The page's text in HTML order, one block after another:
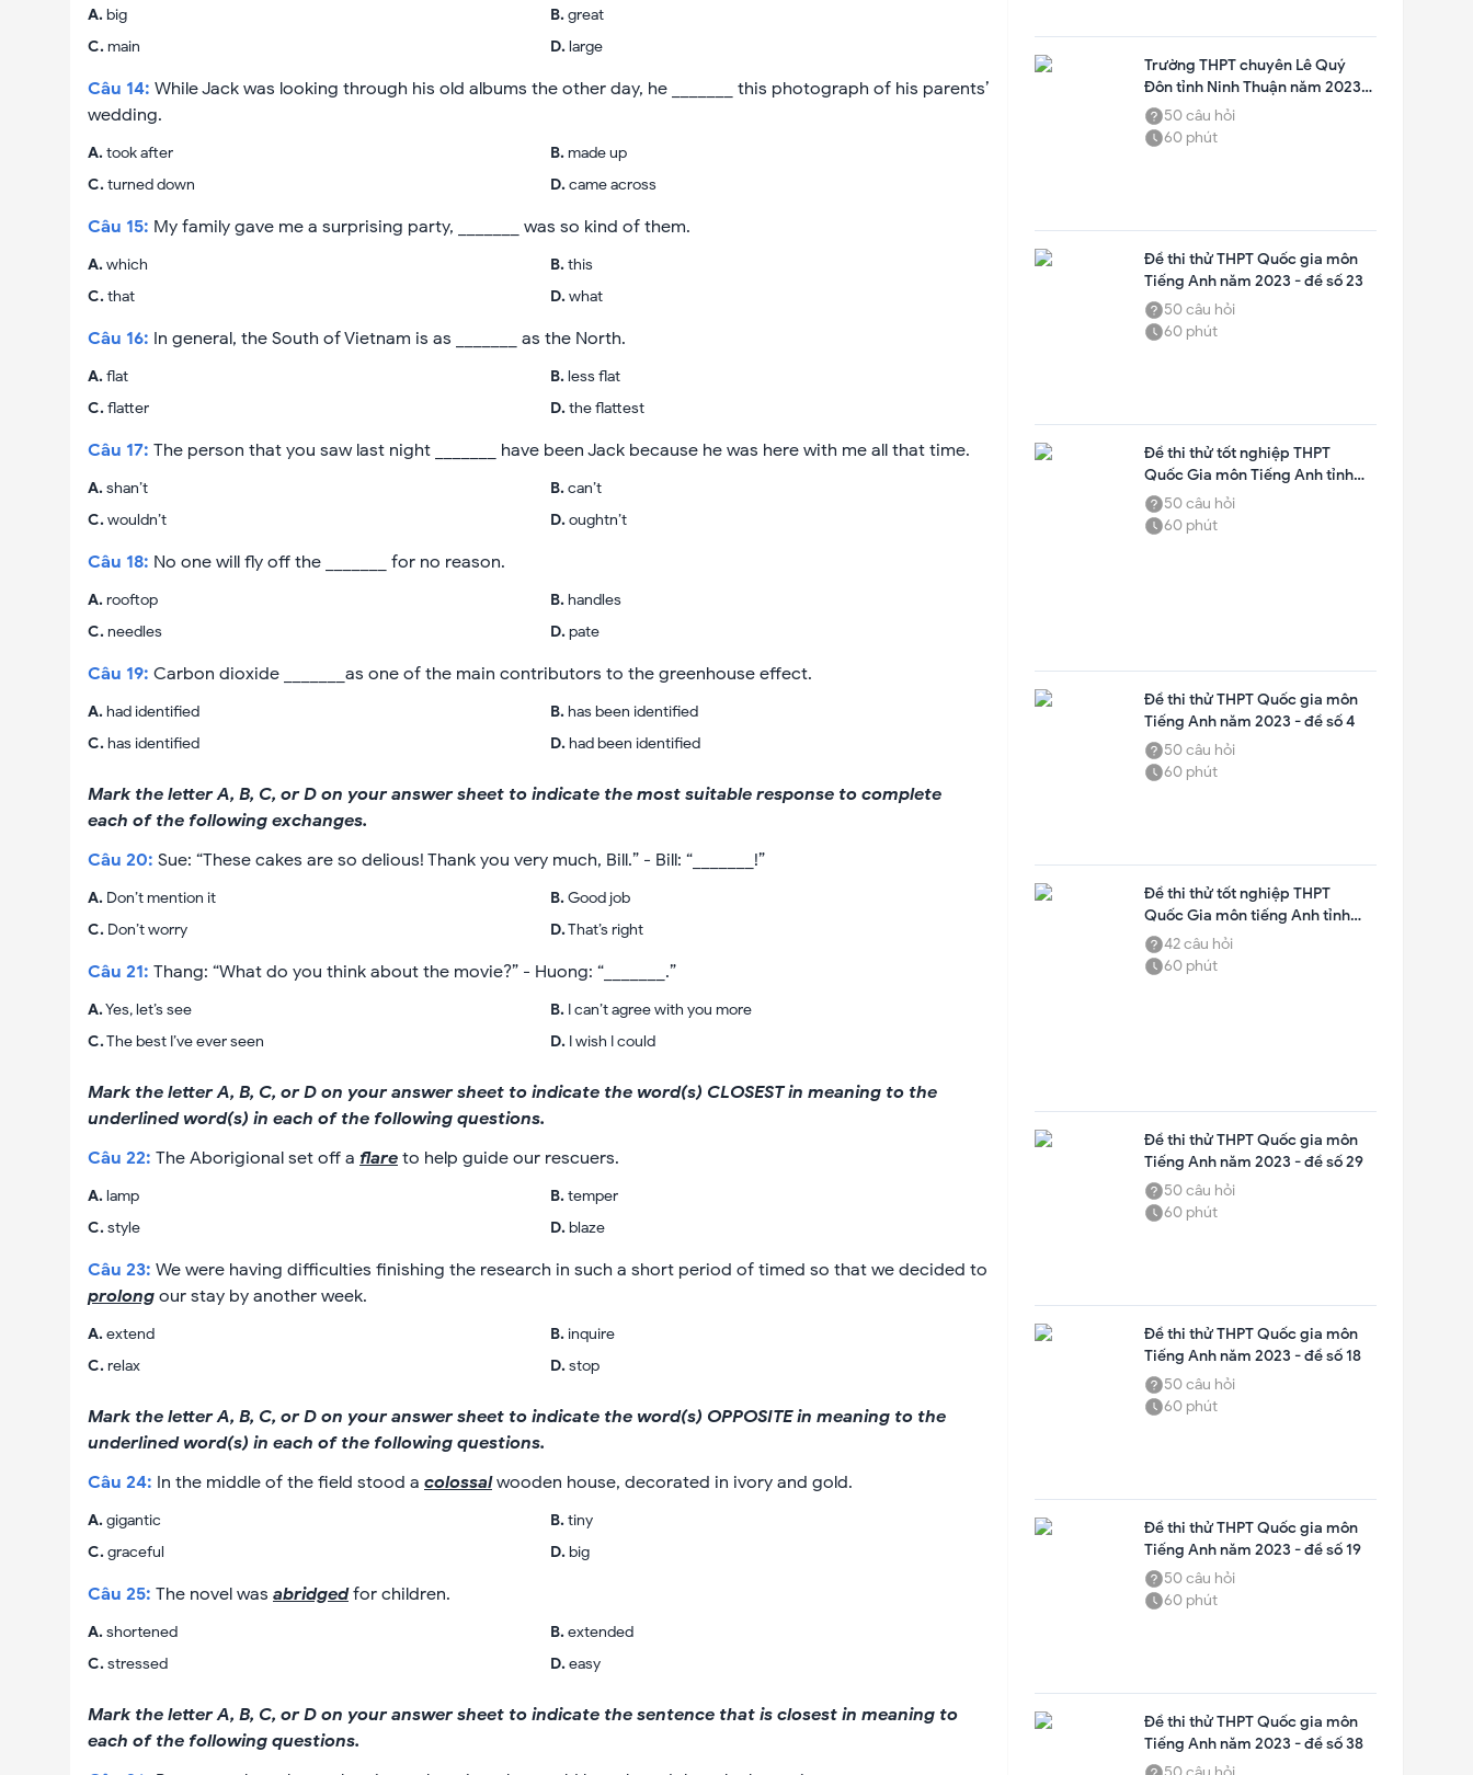
A.big B.great
C.main D.large
Câu 14: While Jack was looking through his old albums the other day, he _______ this photograph of his parents’
wedding.
A.took after B.made up
C.turned down D.came across
Câu 15: My family gave me a surprising party, _______ was so kind of them.
A.which B.this
C.that D.what
Câu 16: In general, the South of Vietnam is as _______ as the North.
A.flat B.less flat
C.flatter D.the flattest
Câu 17: The person that you saw last night _______ have been Jack because he was here with me all that time.
A.shan’t B.can’t
C.wouldn’t D.oughtn’t
Câu 18: No one will fly off the _______ for no reason.
A.rooftop B.handles
C.needles D.pate
Câu 19: Carbon dioxide _______as one of the main contributors to the greenhouse effect.
A.had identified B.has been identified
C.has identified D.had been identified
Mark the letter A, B, C, or D on your answer sheet to indicate the most suitable response to complete
each of the following exchanges.
Câu 20: Sue: “These cakes are so delious! Thank you very much, Bill.” - Bill: “_______!”
A. Don’t mention it B.Good job
C. Don’t worry D.That’s right
Câu 21: Thang: “What do you think about the movie?” - Huong: “_______.”
A.Yes, let’s see B. I can’t agree with you more
C.The best I’ve ever seen D. I wish I could
Mark the letter A, B, C, or D on your answer sheet to indicate the word(s) CLOSEST in meaning to the
underlined word(s) in each of the following questions.
Câu 22: The Aborigional set off a flare to help guide our rescuers.
A.lamp B.temper
C.style D.blaze
Câu 23: We were having difficulties finishing the research in such a short period of timed so that we decided to
prolong our stay by another week.
A.extend B.inquire
C.relax D.stop
Mark the letter A, B, C, or D on your answer sheet to indicate the word(s) OPPOSITE in meaning to the
underlined word(s) in each of the following questions.
Câu 24: In the middle of the field stood a colossalwooden house, decorated in ivory and gold.
A.gigantic B.tiny
C.graceful D.big
Câu 25: The novel was abridgedfor children.
A.shortened B.extended
C.stressed D.easy
Mark the letter A, B, C, or D on your answer sheet to indicate the sentence that is closest in meaning to
each of the following questions.
Trường THPT chuyên Lê Quý
Đôn tỉnh Ninh Thuận năm 2023
(lần 1)
50câu hỏi
60 phút
Đề thi thử THPT Quốc gia môn
Tiếng Anh năm 2023 - đề số 23
50câu hỏi
60 phút
Đề thi thử tốt nghiệp THPT
Quốc Gia môn Tiếng Anh tỉnh
Tuyên Quang năm 2023 (lần 1)
50câu hỏi
60 phút
Đề thi thử THPT Quốc gia môn
Tiếng Anh năm 2023 - đề số 4
50câu hỏi
60 phút
Đề thi thử tốt nghiệp THPT
Quốc Gia môn tiếng Anh tỉnh
Ninh Bình năm 2023
42câu hỏi
60 phút
Đề thi thử THPT Quốc gia môn
Tiếng Anh năm 2023 - đề số 29
50câu hỏi
60 phút
Đề thi thử THPT Quốc gia môn
Tiếng Anh năm 2023 - đề số 18
50câu hỏi
60 phút
Đề thi thử THPT Quốc gia môn
Tiếng Anh năm 2023 - đề số 19
50câu hỏi
60 phút
Đề thi thử THPT Quốc gia môn
Tiếng Anh năm 2023 - đề số 38